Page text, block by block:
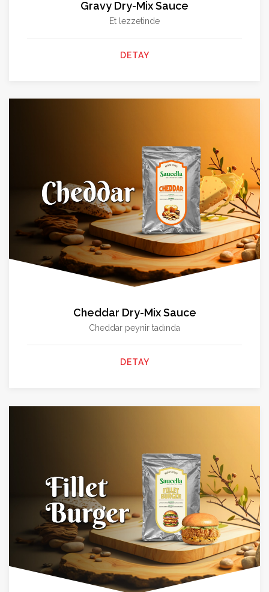
Gravy Dry-Mix Sauce
Et lezzetinde
DETAY
Cheddar Dry-Mix Sauce
Cheddar peynir tadında
DETAY